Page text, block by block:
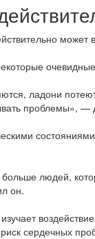
может
ладони
проблемы», —
больше людей,
он.
сердечных